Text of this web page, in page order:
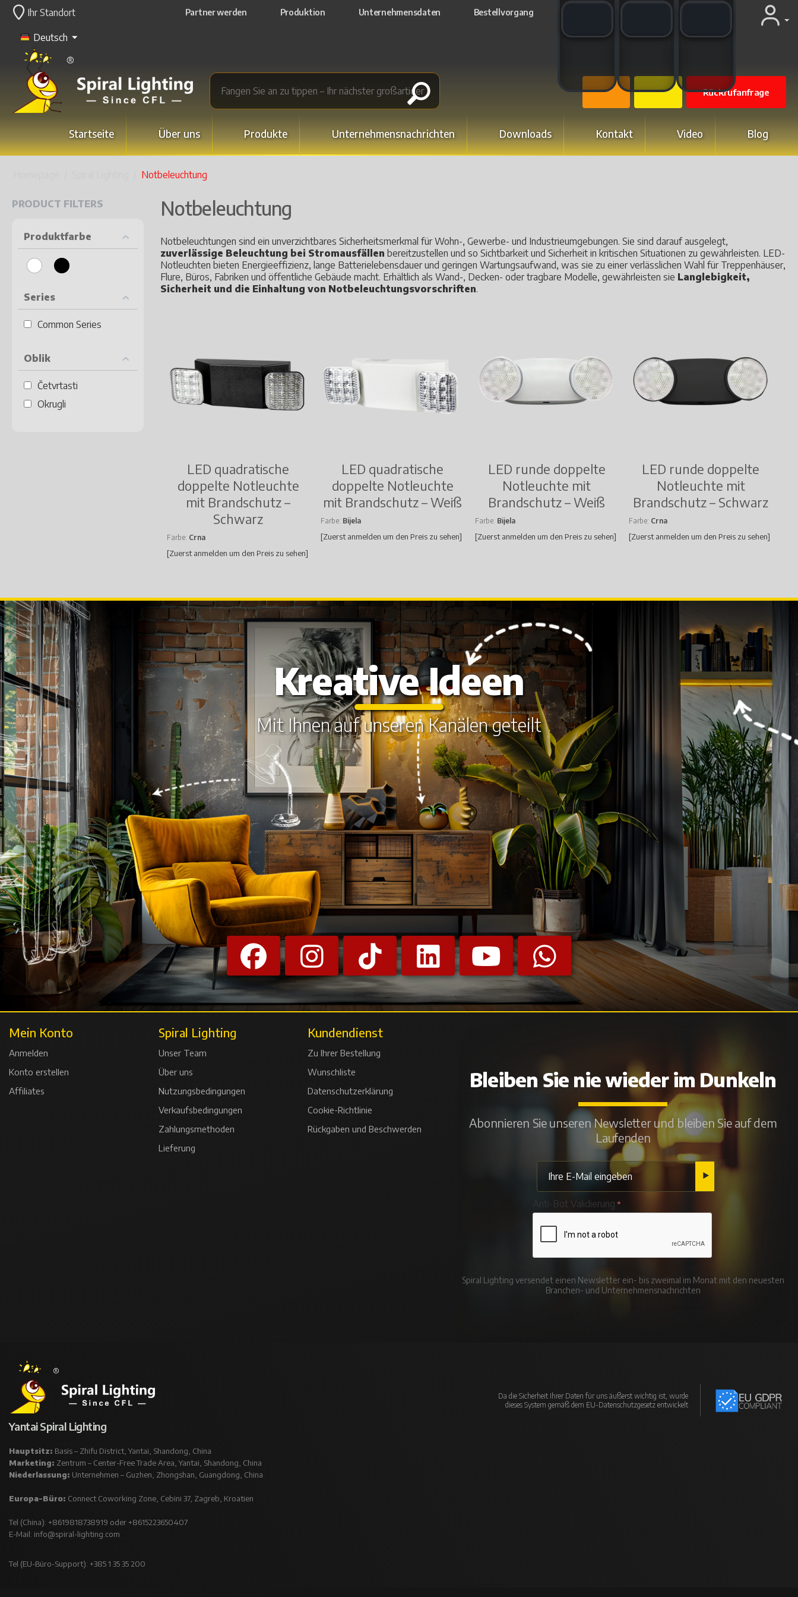
Ihr Standort
Deutsch
Partner werden Produktion Unternehmensdaten Bestellvorgang
WhatsApp switchWeChat switch Email switch
Rückrufanfrage
Startseite Über uns Produkte Unternehmensnachrichten Downloads Kontakt Video Blog
Notbeleuchtung
PRODUCT FILTERS
Produktfarbe
Series
Common Series
Oblik
Četvrtasti
Okrugli
Notbeleuchtung
Notbeleuchtungen sind ein unverzichtbares Sicherheitsmerkmal für Wohn-, Gewerbe- und Industrieumgebungen. Sie sind darauf ausgelegt,
zuverlässige Beleuchtung bei Stromausfällen bereitzustellen und so Sichtbarkeit und Sicherheit in kritischen Situationen zu gewährleisten. LED-
Notleuchten bieten Energieeffizienz, lange Batterielebensdauer und geringen Wartungsaufwand, was sie zu einer verlässlichen Wahl für Treppenhäuser,
Flure, Büros, Fabriken und öffentliche Gebäude macht. Erhältlich als Wand-, Decken- oder tragbare Modelle, gewährleisten sie Langlebigkeit,
Sicherheit und die Einhaltung von Notbeleuchtungsvorschriften.
LED quadratische
doppelte Notleuchte
mit Brandschutz –
Schwarz
Farbe Crna
[Zuerst anmelden um den Preis zu sehen]
LED quadratische
doppelte Notleuchte
mit Brandschutz – Weiß
Farbe Bijela
[Zuerst anmelden um den Preis zu sehen]
LED runde doppelte
Notleuchte mit
Brandschutz – Weiß
Farbe Bijela
[Zuerst anmelden um den Preis zu sehen]
LED runde doppelte
Notleuchte mit
Brandschutz – Schwarz
Farbe Crna
[Zuerst anmelden um den Preis zu sehen]
Kreative Ideen
Mit Ihnen auf unseren Kanälen geteilt
Mein Konto
Anmelden
Konto erstellen
Affiliates
Spiral Lighting
Unser Team
Über uns
Nutzungsbedingungen
Verkaufsbedingungen
Zahlungsmethoden
Lieferung
Kundendienst
Zu Ihrer Bestellung
Wunschliste
Datenschutzerklärung
Cookie-Richtlinie
Rückgaben und Beschwerden
Bleiben Sie nie wieder im Dunkeln
Abonnieren Sie unseren Newsletter und bleiben Sie auf dem
Laufenden
Anti-Bot Validierung
Spiral Lighting versendet einen Newsletter ein- bis zweimal im Monat mit den neuesten
Branchen- und Unternehmensnachrichten
Yantai Spiral Lighting
Hauptsitz: Basis – Zhifu District, Yantai, Shandong, China
Marketing: Zentrum – Center-Free Trade Area, Yantai, Shandong, China
Niederlassung: Unternehmen – Guzhen, Zhongshan, Guangdong, China
Europa-Büro: Connect Coworking Zone, Cebini 37, Zagreb, Kroatien
Tel (China): +8619818738919 oder +8615223650407
E-Mail: info@spiral-lighting.com
Tel (EU-Büro-Support): +385 1 35 35 200
Da die Sicherheit Ihrer Daten für uns äußerst wichtig ist, wurde
dieses System gemäß dem EU-Datenschutzgesetz entwickelt